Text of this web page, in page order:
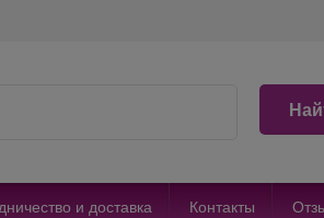
и доставка Контакты